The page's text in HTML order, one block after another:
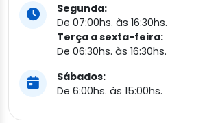
Segunda:
De 07:00hs. às 16:30hs.
Terça a sexta-feira:
De 06:30hs. às 16:30hs.
Sábados:
De 6:00hs. às 15:00hs.